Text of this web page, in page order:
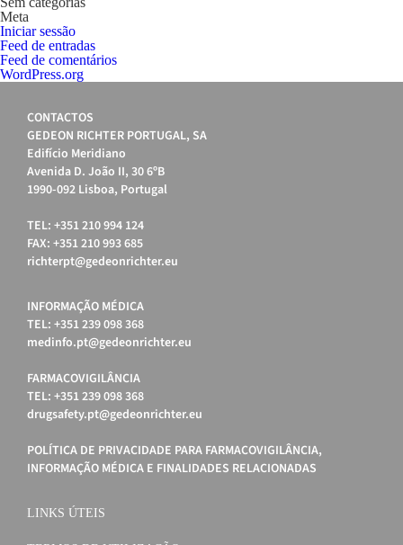
Meta
Iniciar sessão
Feed de entradas
Feed de comentários
WordPress.org
CONTACTOS
GEDEON RICHTER PORTUGAL, SA
Edifício Meridiano
Avenida D. João II, 30 6ºB
1990-092 Lisboa, Portugal
TEL: +351 210 994 124
FAX: +351 210 993 685
richterpt@gedeonrichter.eu
INFORMAÇÃO MÉDICA
TEL: +351 239 098 368
medinfo.pt@gedeonrichter.eu
FARMACOVIGILÂNCIA
TEL: +351 239 098 368
drugsafety.pt@gedeonrichter.eu
POLÍTICA DE PRIVACIDADE PARA FARMACOVIGILÂNCIA,
INFORMAÇÃO MÉDICA E FINALIDADES RELACIONADAS
LINKS ÚTEIS